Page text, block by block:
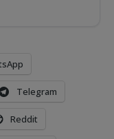
Telegram
Reddit